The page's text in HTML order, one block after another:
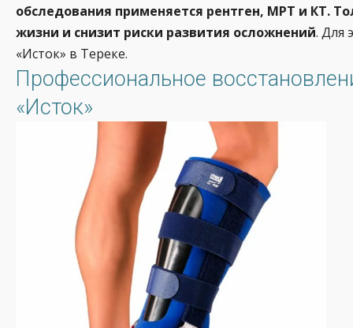
обследования применяется рентген, МРТ и КТ.
жизни и снизит риски развития осложнений. Для
«Исток» в Тереке.
Профессиональное
«Исток»